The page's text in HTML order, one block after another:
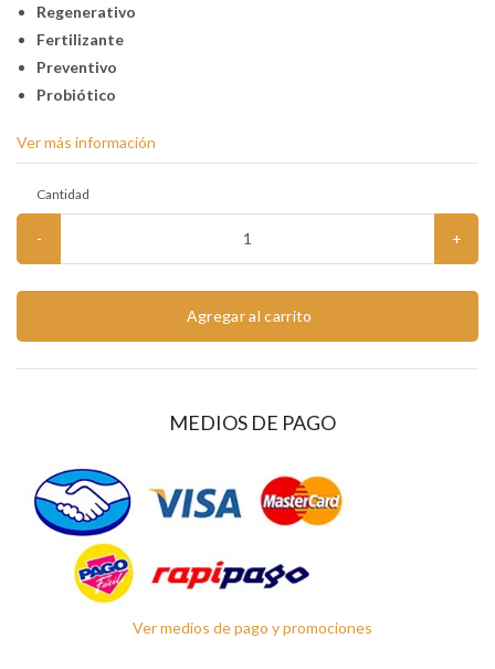
Regenerativo
Fertilizante
Preventivo
Probiótico
Ver más información
Cantidad
- +
Agregar al carrito
MEDIOS DE PAGO
Ver medios de pago y promociones